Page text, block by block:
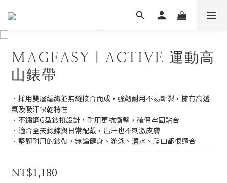
MAGEASY｜ACTIVE 運動高
山錶帶
．採用雙層編織並無縫接合而成，強韌耐用不易斷裂，擁有高透
氣及吸汗快乾特性
．不鏽鋼G型錶扣設計，耐用更抗衝擊，確保牢固貼合
．適合全天鍛鍊與日常配戴，出汗也不刺激皮膚
．堅韌耐用的錶帶，無論健身、游泳、潛水、爬山都很適合
NT$1,180